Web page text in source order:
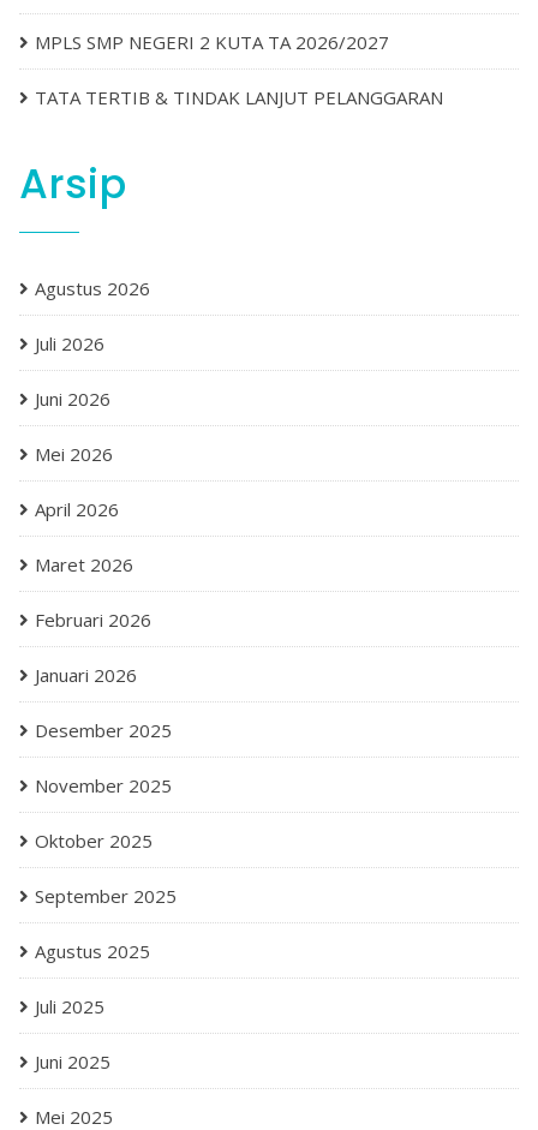
MPLS SMP NEGERI 2 KUTA TA 2026/2027
TATA TERTIB & TINDAK LANJUT PELANGGARAN
Arsip
Agustus 2026
Juli 2026
Juni 2026
Mei 2026
April 2026
Maret 2026
Februari 2026
Januari 2026
Desember 2025
November 2025
Oktober 2025
September 2025
Agustus 2025
Juli 2025
Juni 2025
Mei 2025